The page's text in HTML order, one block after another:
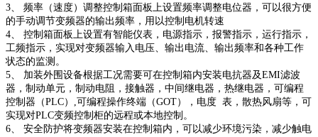
3、 频率（速度）调整控制箱面板上设置频率调整电位器，可以很方便
的手动调节变频器的输出频率，用以控制电机转速
4、 控制箱面板上设置有智能仪表，电源指示，报警指示，运行指示，
工频指示，实现对变频器输入电压、输出电流、输出频率和各种工作
状态的监测。
5、 加装外围设备根据工况需要可在控制箱内安装电抗器及EMI滤波
器，制动单元，制动电阻，接触器，中间继电器，热继电器，可编程
控制器（PLC）,可编程操作终端（GOT），电度 表，散热风扇等，可
实现对PLC变频控制柜的远程或本地控制。
6、 安全防护将变频器安装在控制箱内，可以减少环境污染，减少触电